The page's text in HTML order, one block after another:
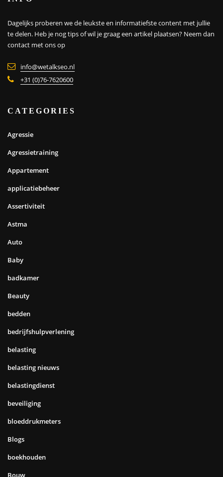
Dagelijks proberen we de leukste en informatiefste content met jullie
te delen. Heb je nog tips of wil je graag een artikel plaatsen? Neem dan
contact met ons op
info@wetalkseo.nl
+31 (0)76-7620600
CATEGORIES
Agressie
Agressietraining
Appartement
applicatiebeheer
Assertiviteit
Astma
Auto
Baby
badkamer
Beauty
bedden
bedrijfshulpverlening
belasting
belasting nieuws
belastingdienst
beveiliging
bloeddrukmeters
Blogs
boekhouden
Bouw